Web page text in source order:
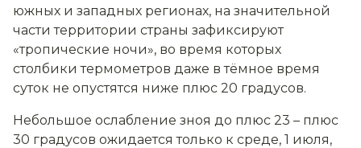
южных и западных регионах, на значительной
части территории страны зафиксируют
«тропические ночи», во время которых
столбики термометров даже в тёмное время
суток не опустятся ниже плюс 20 градусов.
Небольшое ослабление зноя до плюс 23 – плюс
30 градусов ожидается только к среде, 1 июля,